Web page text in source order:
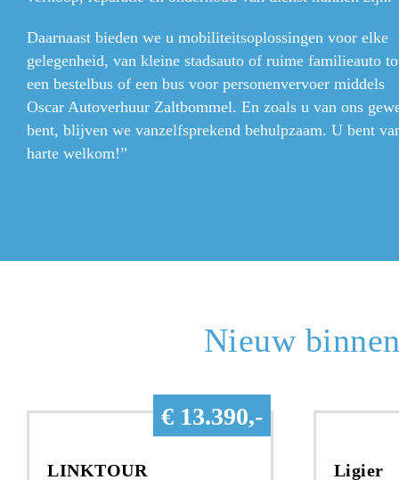
Daarnaast bieden we u mobiliteitsoplossingen voor elke
gelegenheid, van kleine stadsauto of ruime familieauto
een bestelbus of een bus voor personenvervoer middels
Oscar Autoverhuur Zaltbommel. En zoals u van ons
bent, blijven we vanzelfsprekend behulpzaam. U bent
harte welkom!”
Nieuw
€ 13.390,-
LINKTOUR Ligier